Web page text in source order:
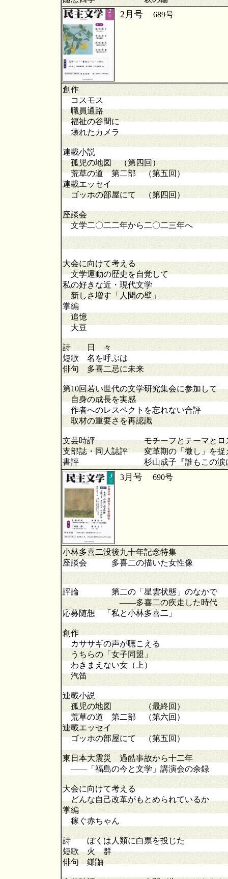
2月号 689
創作
コスモス
職員通路
福祉の谷間に
壊れたカメラ
連載小説
孤児の地図 （第四回）
荒草の道 第二部 （第五回）
連載エッセイ
ゴッホの部屋にて （第四回）
座談会
文学二〇二二年から二〇二三年へ
大会に向けて考える
文学運動の歴史を自覚して
私の好きな近・現代文学
新しさ増す「人間の壁」
掌編
追憶
大豆
詩 日 々
短歌 名を呼ぶは
俳句 多喜二忌に未来
第10回若い世代の文学研究集会に参加して
自身の成長を実感
作者へのレスペクトを忘れない合評
取材の重要さを再認識
文芸時評 モチーフとテーマとロス
支部誌・同人誌評 変革期の「微し」を捉
書評 杉山成子『誰もこの涙に
3月号 690
小林多喜二没後九十年記念特集
座談会 多喜二の描いた女性像
評論 第二の「星雲状態」のなかで
――多喜二の疾走した時代
応募随想 「私と小林多喜二」
創作
カササギの声が聴こえる
うちらの「女子同盟」
わきまえない女（上）
汽笛
連載小説
孤児の地図 （最終回）
荒草の道 第二部 （第六回）
連載エッセイ
ゴッホの部屋にて （第五回）
東日本大震災 過酷事故から十二年
――「福島の今と文学」講演会の余録
大会に向けて考える
どんな自己改革がもとめられているか
掌編
稼ぐ赤ちゃん
詩 ぼくは人類に白票を投じた
短歌 火 群
俳句 鎌鼬